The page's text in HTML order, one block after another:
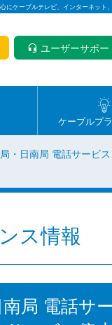
にケーブルテレビ、インターネット
ユーザーサポー
ケーブルプ
・日南局 電話サービ
ス情報
局 電話サ